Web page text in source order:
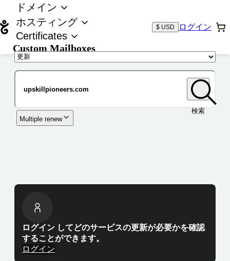
ドメイン
ホスティング
Certificates
Custom Mailboxes
$ USD ログイン
検索
Multiple renew
ログイン してどのサービスの更新が必要かを確認
することができます。
ログイン